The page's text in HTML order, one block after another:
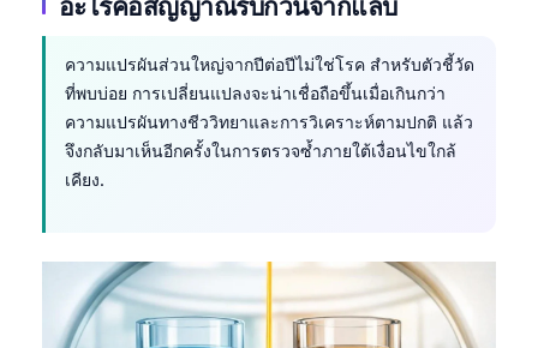
ความแปรผันส่วนใหญ่จากปีต่อปีไม่ใช่โรค สำหรับตัวชี้วัด
ที่พบบ่อย การเปลี่ยนแปลงจะน่าเชื่อถือขึ้นเมื่อเกินกว่า
ความแปรผันทางชีววิทยาและการวิเคราะห์ตามปกติ แล้ว
จึงกลับมาเห็นอีกครั้งในการตรวจซ้ำภายใต้เงื่อนไขใกล้
เคียง.